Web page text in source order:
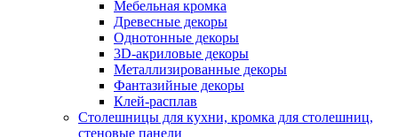
Мебельная кромка
Древесные декоры
Однотонные декоры
3D-акриловые декоры
Металлизированные декоры
Фантазийные декоры
Клей-расплав
Столешницы для кухни, кромка для столешниц,
стеновые панели